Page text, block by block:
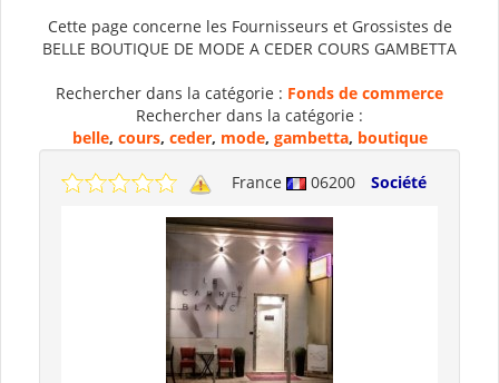
Cette page concerne les Fournisseurs et Grossistes de
BELLE BOUTIQUE DE MODE A CEDER COURS GAMBETTA
Rechercher dans la catégorie : Fonds de commerce
Rechercher dans la catégorie :
belle, cours, ceder, mode, gambetta, boutique
France 06200 Société